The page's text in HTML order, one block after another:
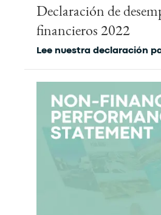
Declaración de
financieros 2022
Lee nuestra declaración